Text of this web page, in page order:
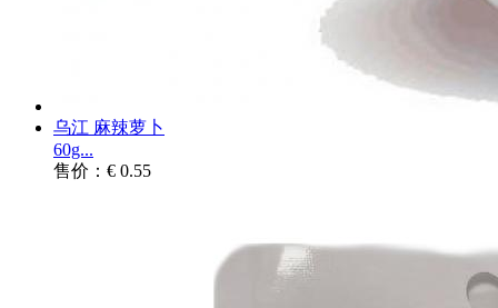
乌江 麻辣萝卜
60g...
售价：€ 0.55